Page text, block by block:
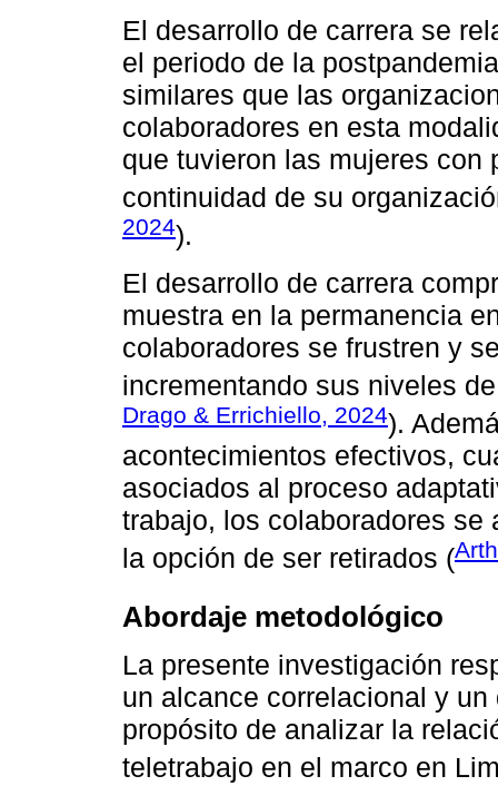
El desarrollo de carrera se
el periodo de la
similares que las
colaboradores en esta
que tuvieron las mujeres con
continuidad de su
2024).
El desarrollo de carrera
muestra en la permanencia
colaboradores se frustren y
incrementando sus niveles
Drago & Errichiello, 2024).
acontecimientos efectivos,
asociados al proceso
trabajo, los colaboradores
la opción de ser retirados (
Abordaje metodológico
La presente investigación
un alcance correlacional y
propósito de analizar la
teletrabajo en el marco en